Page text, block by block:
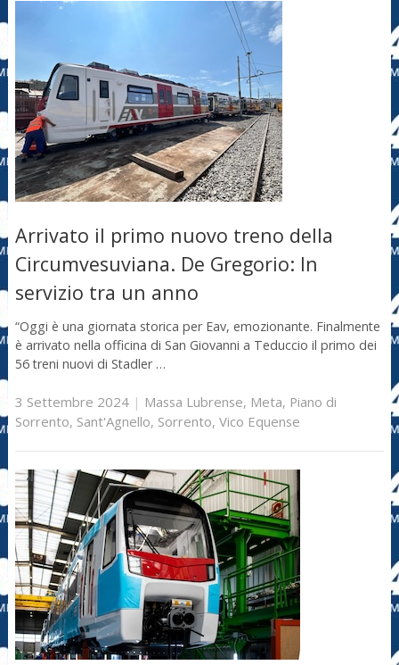
Arrivato il primo nuovo treno della
Circumvesuviana. De Gregorio: In
servizio tra un anno
“Oggi è una giornata storica per Eav, emozionante. Finalmente
è arrivato nella officina di San Giovanni a Teduccio il primo dei
56 treni nuovi di Stadler …
3 Settembre 2024| Massa Lubrense, Meta, Piano di
Sorrento, Sant'Agnello, Sorrento, Vico Equense